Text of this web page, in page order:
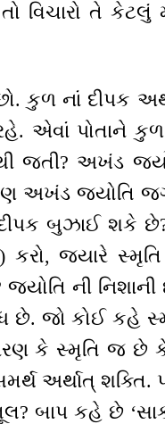
વિચારો તે કેટલું
કુળ નાં દીપક
એવાં પોતાને
જતી? અખંડ
અખંડ જ્યોતિ
બુઝાઈ શકે
જ્યારે સ્મૃતિ
ની નિશાની
છે. જો કોઈ કહે
કે સ્મૃતિ જ છે
અર્થાત્ શક્તિ.
બાપ કહે છે